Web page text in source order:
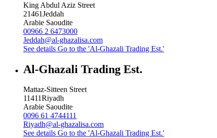
King Abdul Aziz Street
21461Jeddah
Arabie Saoudite
00966 2 6473000
Jeddah@al-ghazalisa.com
See details Go to the 'Al-Ghazali Trading Est.'
Al-Ghazali Trading Est.
Mattaz-Sitteen Street
11411Riyadh
Arabie Saoudite
0096 61 4744111
Riyadh@al-ghazalisa.com
See details Go to the 'Al-Ghazali Trading Est.'